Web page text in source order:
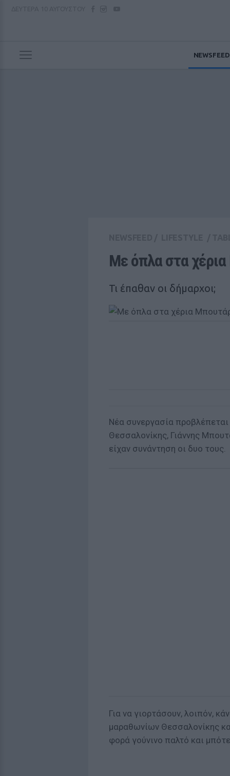
NEWSFEED
Με όπλα στα
Τι έπαθαν οι δήμαρχοι;
Νέα συνεργασία
Θεσσαλονίκης, Γιάννης
είχαν συνάντηση οι δυο τους.
Για να γιορτάσουν, λοιπόν,
μαραθωνίων Θεσσαλονίκης
φορά γούνινο παλτό και